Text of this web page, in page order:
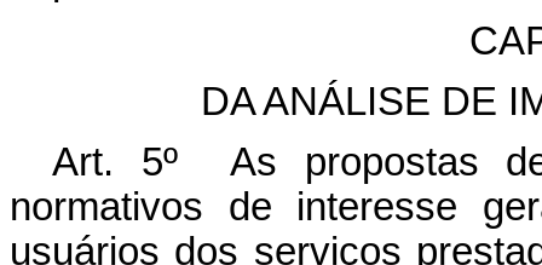
DA ANÁLISE DE
Art. 5º As propostas
normativos de interesse
usuários dos serviços